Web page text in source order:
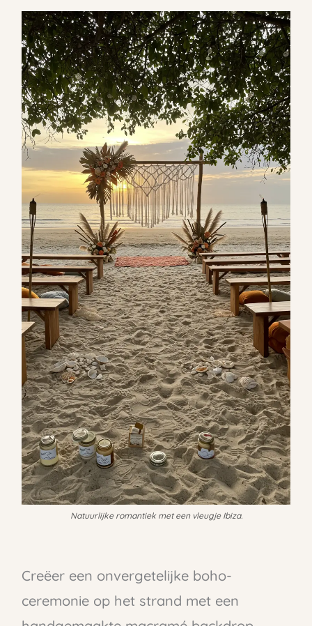
Natuurlijke romantiek met een vleugje Ibiza.
Creëer een onvergetelijke boho-
ceremonie op het strand met een